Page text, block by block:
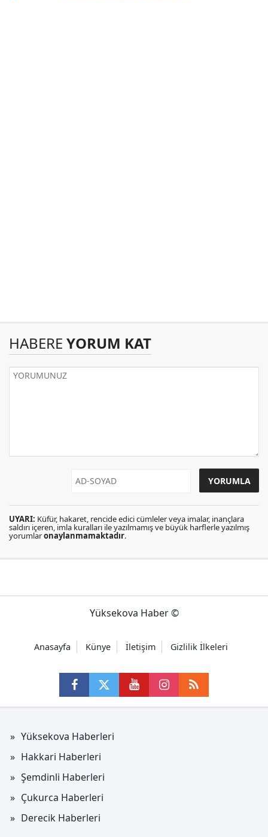
HABERE YORUM KAT
UYARI: Küfür, hakaret, rencide edici cümleler veya imalar, inançlara
saldırı içeren, imla kuralları ile yazılmamış ve büyük harflerle yazılmış
yorumlaronaylanmamaktadır.
Yüksekova Haber ©
Anasayfa Künye İletişim Gizlilik İlkeleri
Yüksekova Haberleri
Hakkari Haberleri
Şemdinli Haberleri
Çukurca Haberleri
Derecik Haberleri